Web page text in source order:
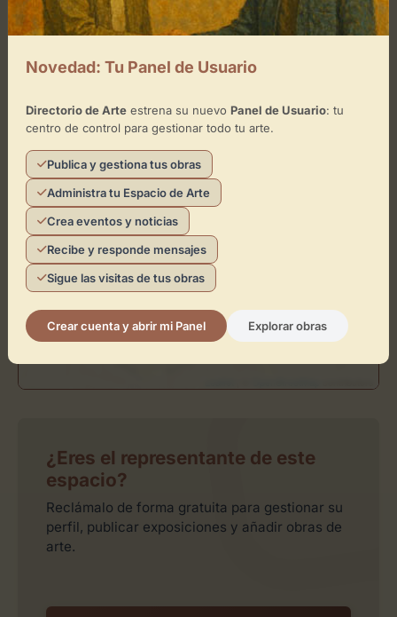
Cómo llegar
The Art Mood
+
Toca el mapa para interactuar
Activar Mapa
¿Eres el representante de este
espacio?
Reclámalo de forma gratuita para gestionar su
perfil, publicar exposiciones y añadir obras de
arte.
Novedad: Tu Panel de Usuario
Directorio de Arteestrena su nuevo Panel de Usuario: tu
centro de control para gestionar todo tu arte.
Publica y gestiona tus obras
Administra tu Espacio de Arte
Crea eventos y noticias
Recibe y responde mensajes
Sigue las visitas de tus obras
Crear cuenta y abrir mi Panel Explorar obras